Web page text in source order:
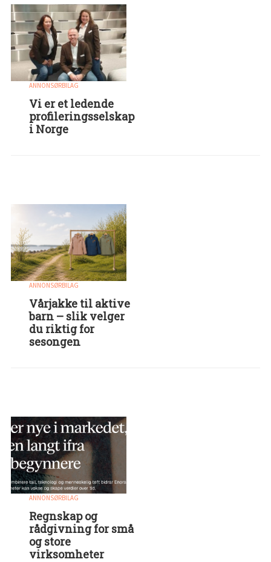
ANNONSØRBILAG
Vi er et ledende
profileringsselskap
i Norge
ANNONSØRBILAG
Vårjakke til aktive
barn – slik velger
du riktig for
sesongen
ANNONSØRBILAG
Regnskap og
rådgivning for små
og store
virksomheter